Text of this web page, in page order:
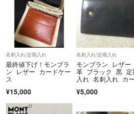
名刺入れ/定期入れ
最終値下げ！モンブラ
ン レザー カードケー
ス
¥15,000
名刺入れ/定期入れ
モンブラン レザ
革 ブラック 黒 定
入れ 名刺入れ カ
¥5,000